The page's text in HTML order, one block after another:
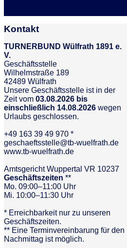
Kontakt
TURNERBUND Wülfrath 1891 e.
V.
Geschäftsstelle
Wilhelmstraße 189
42489 Wülfrath
Unsere Geschäftsstelle ist in der
Zeit vom 03.08.2026 bis
einschließlich 14.08.2026 wegen
Urlaubs geschlossen.
+49 163 39 49 970 *
geschaeftsstelle@tb-wuelfrath.de
www.tb-wuelfrath.de
Amtsgericht Wuppertal VR 10237
Geschäftszeiten **
Mo. 09:00–11:00 Uhr
Mi. 10:00–11:30 Uhr
* Erreichbarkeit nur zu unseren
Geschäftszeiten.
** Eine Terminvereinbarung für den
Nachmittag ist möglich.